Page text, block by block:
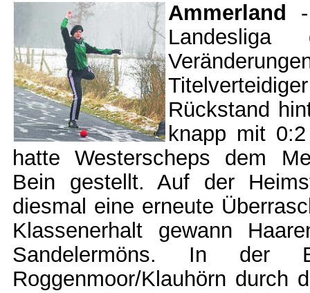
Ammerland
Rückstand
knapp mit
hatte Westerscheps dem
Bein gestellt. Auf der
diesmal eine erneute
Klassenerhalt gewann
Sandelermöns. In der
Roggenmoor/Klauhörn durch